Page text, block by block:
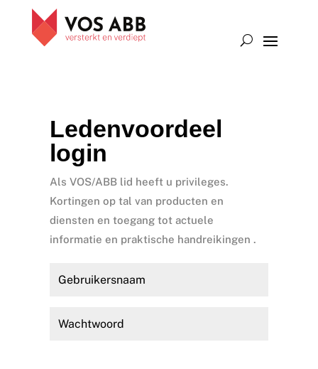
Ledenvoordeel
login
Als VOS/ABB lid heeft u privileges.
Kortingen op tal van producten en
diensten en toegang tot actuele
informatie en praktische handreikingen .